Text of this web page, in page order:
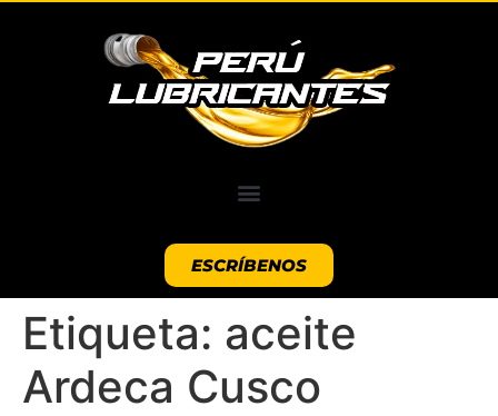
ESCRÍBENOS
Etiqueta: aceite
Ardeca Cusco